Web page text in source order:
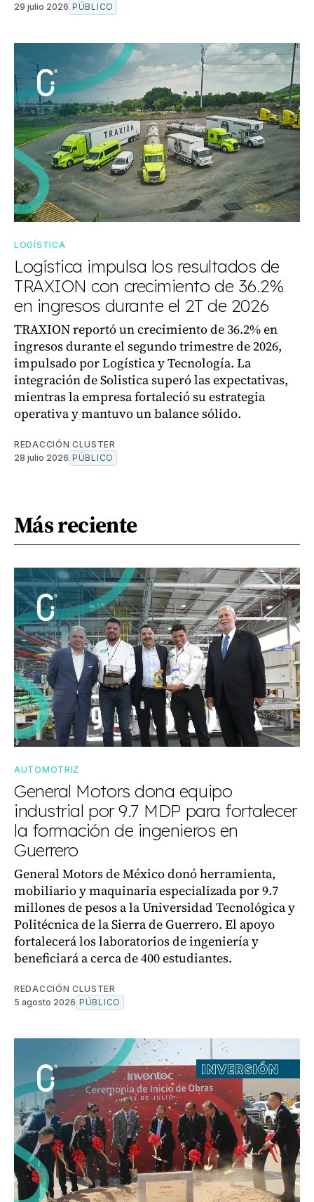
29 julio 2026 PÚBLICO
LOGÍSTICA
Logística impulsa los resultados de
TRAXION con crecimiento de 36.2%
en ingresos durante el 2T de 2026
TRAXION reportó un crecimiento de 36.2% en
ingresos durante el segundo trimestre de 2026,
impulsado por Logística y Tecnología. La
integración de Solistica superó las expectativas,
mientras la empresa fortaleció su estrategia
operativa y mantuvo un balance sólido.
REDACCIÓN CLUSTER
28 julio 2026 PÚBLICO
Más reciente
AUTOMOTRIZ
General Motors dona equipo
industrial por 9.7 MDP para fortalecer
la formación de ingenieros en
Guerrero
General Motors de México donó herramienta,
mobiliario y maquinaria especializada por 9.7
millones de pesos a la Universidad Tecnológica y
Politécnica de la Sierra de Guerrero. El apoyo
fortalecerá los laboratorios de ingeniería y
beneficiará a cerca de 400 estudiantes.
REDACCIÓN CLUSTER
5 agosto 2026 PÚBLICO